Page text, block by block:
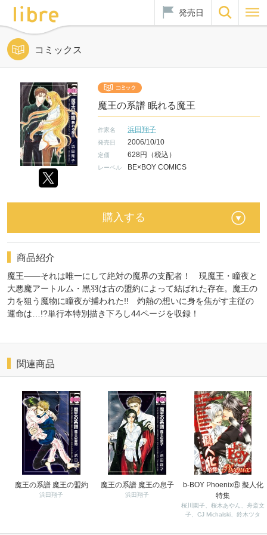
発売日
コミックス
魔王の系譜 眠れる魔王
作家名 浜田翔子
発売日 2006/10/10
定価 628円（税込）
レーベル BE×BOY COMICS
購入する
商品紹介
魔王――それは唯一にして絶対の魔界の支配者！ 現魔王・瞳夜と
大悪魔アートルム・黒羽は古の盟約によって結ばれた存在。魔王の
力を狙う魔物に瞳夜が捕われた!! 灼熱の想いに身を焦がす主従の
運命は…!?単行本特別描き下ろし44ページを収録！
関連商品
魔王の系譜 魔王の盟約
浜田翔子
魔王の系譜 魔王の息子
浜田翔子
b-BOY Phoenix⑥ 擬人化
特集
桜川園子、桜木あやん、舟斎文
子、CJ Michalski、鈴木ツタ